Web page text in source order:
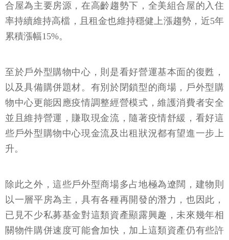
合屋為主要房源，在高齡趨勢下，全美組合屋的入住
率持續維持高檔，且租金也維持穩健上漲趨勢，近5年
累積漲幅15%。
至於戶外型購物中心，則是看好營運基本面的復甦，
以及具備購併題材。有別於閉鎖型的商場，戶外型購
物中心更能因應疫情調整經營模式，維護消費者安全
並且維持營運，賺取現金流，隨著疫情舒緩，看好這
些戶外型購物中心現金流及出租狀況都有望進一步上
升。
除此之外，這些戶外型商場多占地極為遼闊，建物則
以一層平房為主，具有各種再開發的潛力，也因此，
已見不少私募基金對這類資產顯露興趣，未來幾年相
關物件購併速度可能會加快，加上這類資產仍有些許